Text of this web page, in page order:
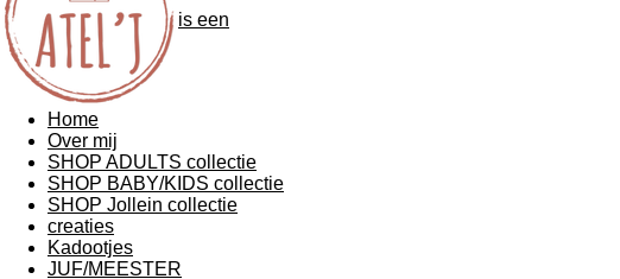
is een
Home
Over mij
SHOP ADULTS collectie
SHOP BABY/KIDS collectie
SHOP Jollein collectie
creaties
Kadootjes
JUF/MEESTER